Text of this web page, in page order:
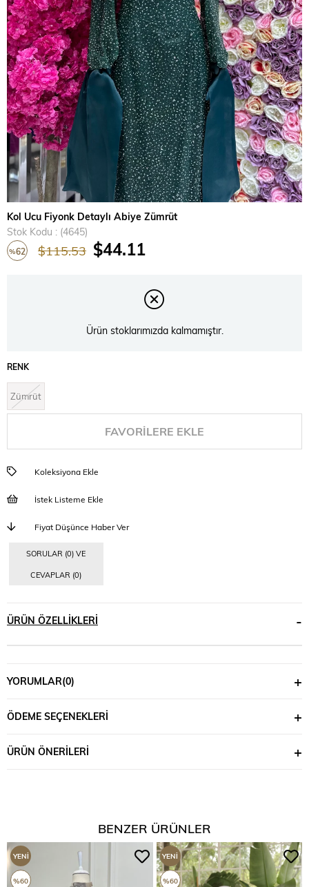
Kol Ucu Fiyonk Detaylı Abiye Zümrüt
Stok Kodu
(4645)
%62 $115.53 $44.11
Ürün stoklarımızda kalmamıştır.
RENK
Zümrüt
FAVORILERE EKLE
Koleksiyona Ekle
İstek Listeme Ekle
Fiyat Düşünce Haber Ver
SORULAR (0) VE
CEVAPLAR (0)
ÜRÜN ÖZELLIKLERI
YORUMLAR(0)
ÖDEME SEÇENEKLERI
ÜRÜN ÖNERILERI
BENZER ÜRÜNLER
YENI
ÜRÜN
%60
YENI
ÜRÜN
%60